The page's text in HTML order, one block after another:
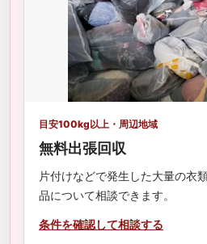
目安100kg以上・周辺地域
無料出張回収
片付けなどで発生した大量の衣
品について相談できます。
条件を確認して相談する